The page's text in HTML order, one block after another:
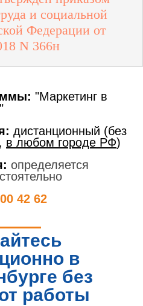
и социальной
Федерации от
N 366н
"Маркетинг в
дистанционный (без
в любом городе РФ)
определяется
42 62
в
без
работы